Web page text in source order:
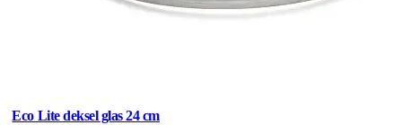
Eco Lite deksel glas 24 cm